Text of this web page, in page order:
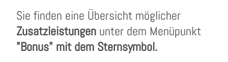
Sie finden eine Übersicht möglicher
Zusatzleistungen unter dem Menüpunkt
"Bonus" mit dem Sternsymbol.